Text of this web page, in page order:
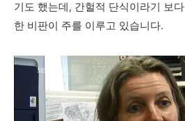
기도 했는데, 간헐적 단식이라기 보
한 비판이 주를 이루고 있습니다.